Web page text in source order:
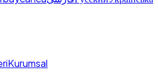
Kurumsal